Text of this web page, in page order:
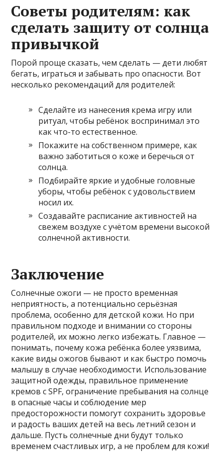
Советы родителям: как
сделать защиту от солнца
привычкой
Порой проще сказать, чем сделать — дети любят
бегать, играться и забывать про опасности. Вот
несколько рекомендаций для родителей:
Сделайте из нанесения крема игру или
ритуал, чтобы ребёнок воспринимал это
как что-то естественное.
Покажите на собственном примере, как
важно заботиться о коже и беречься от
солнца.
Подбирайте яркие и удобные головные
уборы, чтобы ребёнок с удовольствием
носил их.
Создавайте расписание активностей на
свежем воздухе с учётом времени высокой
солнечной активности.
Заключение
Солнечные ожоги — не просто временная
неприятность, а потенциально серьёзная
проблема, особенно для детской кожи. Но при
правильном подходе и внимании со стороны
родителей, их можно легко избежать. Главное —
понимать, почему кожа ребёнка более уязвима,
какие виды ожогов бывают и как быстро помочь
малышу в случае необходимости. Использование
защитной одежды, правильное применение
кремов с SPF, ограничение пребывания на солнце
в опасные часы и соблюдение мер
предосторожности помогут сохранить здоровье
и радость ваших детей на весь летний сезон и
дальше. Пусть солнечные дни будут только
временем счастливых игр, а не проблем для кожи!